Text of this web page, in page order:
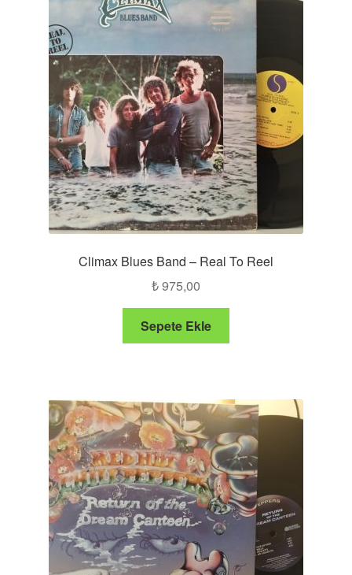
Climax Blues Band – Real To Reel
₺975,00
Sepete Ekle